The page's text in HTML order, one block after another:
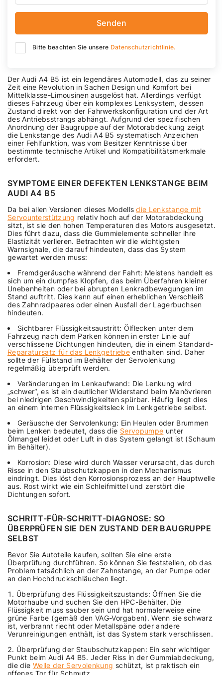
Senden
Bitte beachten Sie unsere Datenschutzrichtlinie.
Der Audi A4 B5 ist ein legendäres Automodell, das zu seiner
Zeit eine Revolution in Sachen Design und Komfort bei
Mittelklasse-Limousinen ausgelöst hat. Allerdings verfügt
dieses Fahrzeug über ein komplexes Lenksystem, dessen
Zustand direkt von der Fahrwerkskonfiguration und der Art
des Antriebsstrangs abhängt. Aufgrund der spezifischen
Anordnung der Baugruppe auf der Motorabdeckung zeigt
die Lenkstange des Audi A4 B5 systematisch Anzeichen
einer Fehlfunktion, was vom Besitzer Kenntnisse über
bestimmte technische Artikel und Kompatibilitätsmerkmale
erfordert.
SYMPTOME EINER DEFEKTEN LENKSTANGE BEIM
AUDI A4 B5
Da bei allen Versionen dieses Modellsdie Lenkstange mit
Servounterstützung relativ hoch auf der Motorabdeckung
sitzt, ist sie den hohen Temperaturen des Motors ausgesetzt.
Dies führt dazu, dass die Gummielemente schneller ihre
Elastizität verlieren. Betrachten wir die wichtigsten
Warnsignale, die darauf hindeuten, dass das System
gewartet werden muss:
Fremdgeräusche während der Fahrt: Meistens handelt es
sich um ein dumpfes Klopfen, das beim Überfahren kleiner
Unebenheiten oder bei abrupten Lenkradbewegungen im
Stand auftritt. Dies kann auf einen erheblichen Verschleiß
des Zahnradpaares oder einen Ausfall der Lagerbuchsen
hindeuten.
Sichtbarer Flüssigkeitsaustritt: Ölflecken unter dem
Fahrzeug nach dem Parken können in erster Linie auf
verschlissene Dichtungen hindeuten, die in einem Standard-
Reparatursatz für das Lenkgetriebeenthalten sind. Daher
sollte der Füllstand im Behälter der Servolenkung
regelmäßig überprüft werden.
Veränderungen im Lenkaufwand: Die Lenkung wird
„schwer“, es ist ein deutlicher Widerstand beim Manövrieren
bei niedrigen Geschwindigkeiten spürbar. Häufig liegt dies
an einem internen Flüssigkeitsleck im Lenkgetriebe selbst.
Geräusche der Servolenkung: Ein Heulen oder Brummen
beim Lenken bedeutet, dass die Servopumpe unter
Ölmangel leidet oder Luft in das System gelangt ist (Schaum
im Behälter).
Korrosion: Diese wird durch Wasser verursacht, das durch
Risse in den Staubschutzkappen in den Mechanismus
eindringt. Dies löst den Korrosionsprozess an der Hauptwelle
aus. Rost wirkt wie ein Schleifmittel und zerstört die
Dichtungen sofort.
SCHRITT-FÜR-SCHRITT-DIAGNOSE: SO
ÜBERPRÜFEN SIE DEN ZUSTAND DER BAUGRUPPE
SELBST
Bevor Sie Autoteile kaufen, sollten Sie eine erste
Überprüfung durchführen. So können Sie feststellen, ob das
Problem tatsächlich an der Zahnstange, an der Pumpe oder
an den Hochdruckschläuchen liegt.
Überprüfung des Flüssigkeitszustands: Öffnen Sie die
Motorhaube und suchen Sie den HPC-Behälter. Die
Flüssigkeit muss sauber sein und hat normalerweise eine
grüne Farbe (gemäß den VAG-Vorgaben). Wenn sie schwarz
ist, verbrannt riecht oder Metallspäne oder andere
Verunreinigungen enthält, ist das System stark verschlissen.
Überprüfung der Staubschutzkappen: Ein sehr wichtiger
Punkt beim Audi A4 B5. Jeder Riss in der Gummiabdeckung,
die die Welle der Servolenkung schützt, ist praktisch ein
offenes Tor für Schmutz.